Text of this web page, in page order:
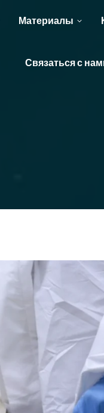
Материалы
Связаться с